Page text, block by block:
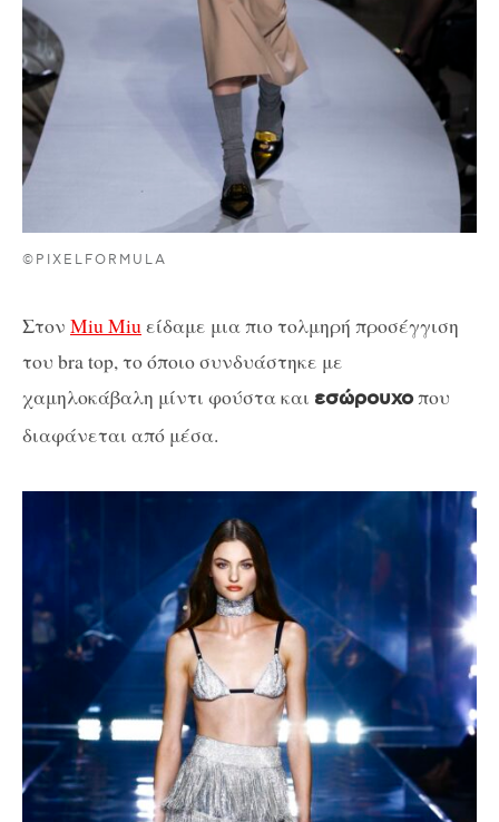
©PIXELFORMULA
Στον Miu Miuείδαμε μια πιο τολμηρή προσέγγιση
του bra top, το όποιο συνδυάστηκε με
χαμηλοκάβαλη μίντι φούστα και εσώρουχοπου
διαφάνεται από μέσα.